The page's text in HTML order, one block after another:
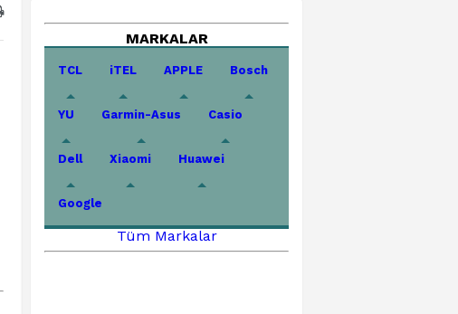
MARKALAR
TCL iTEL APPLE Bosch
YU Garmin-Asus Casio
Dell Xiaomi Huawei
Google
Tüm Markalar